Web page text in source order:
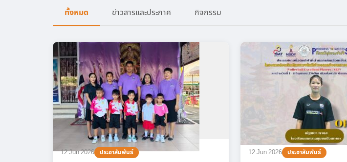
ทั้งหมด ข่าวสารและประกาศ กิจกรรม
12 Jun 2026 ประชาสัมพันธ์ 12 Jun 2026 ประชาสัมพันธ์